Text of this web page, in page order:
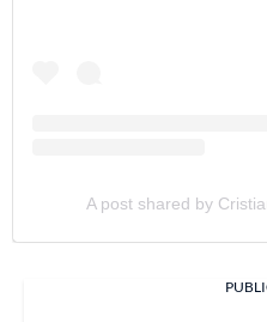
A post shared by